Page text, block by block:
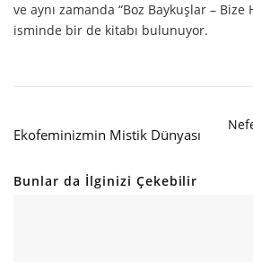
ve aynı zamanda “Boz Baykuşlar – Bize
isminde bir de kitabı bulunuyor.
Ekofeminizmin Mistik Dünyası
Bunlar da İlginizi Çekebilir